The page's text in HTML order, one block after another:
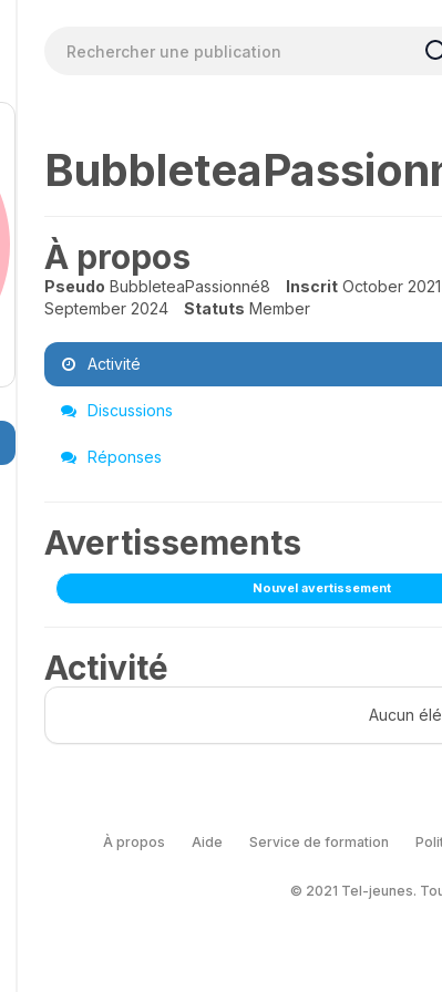
À propos
Pseudo BubbleteaPassionné8 Inscrit October 2021
September 2024
Statuts Member
Activité
Discussions
Réponses
Avertissements
Nouvel avertissement
Activité
Aucun
À propos Aide Service de formation
© 2021 Tel-jeunes.